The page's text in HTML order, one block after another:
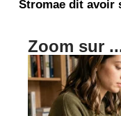
Stromae dit avoir
Zoom sur